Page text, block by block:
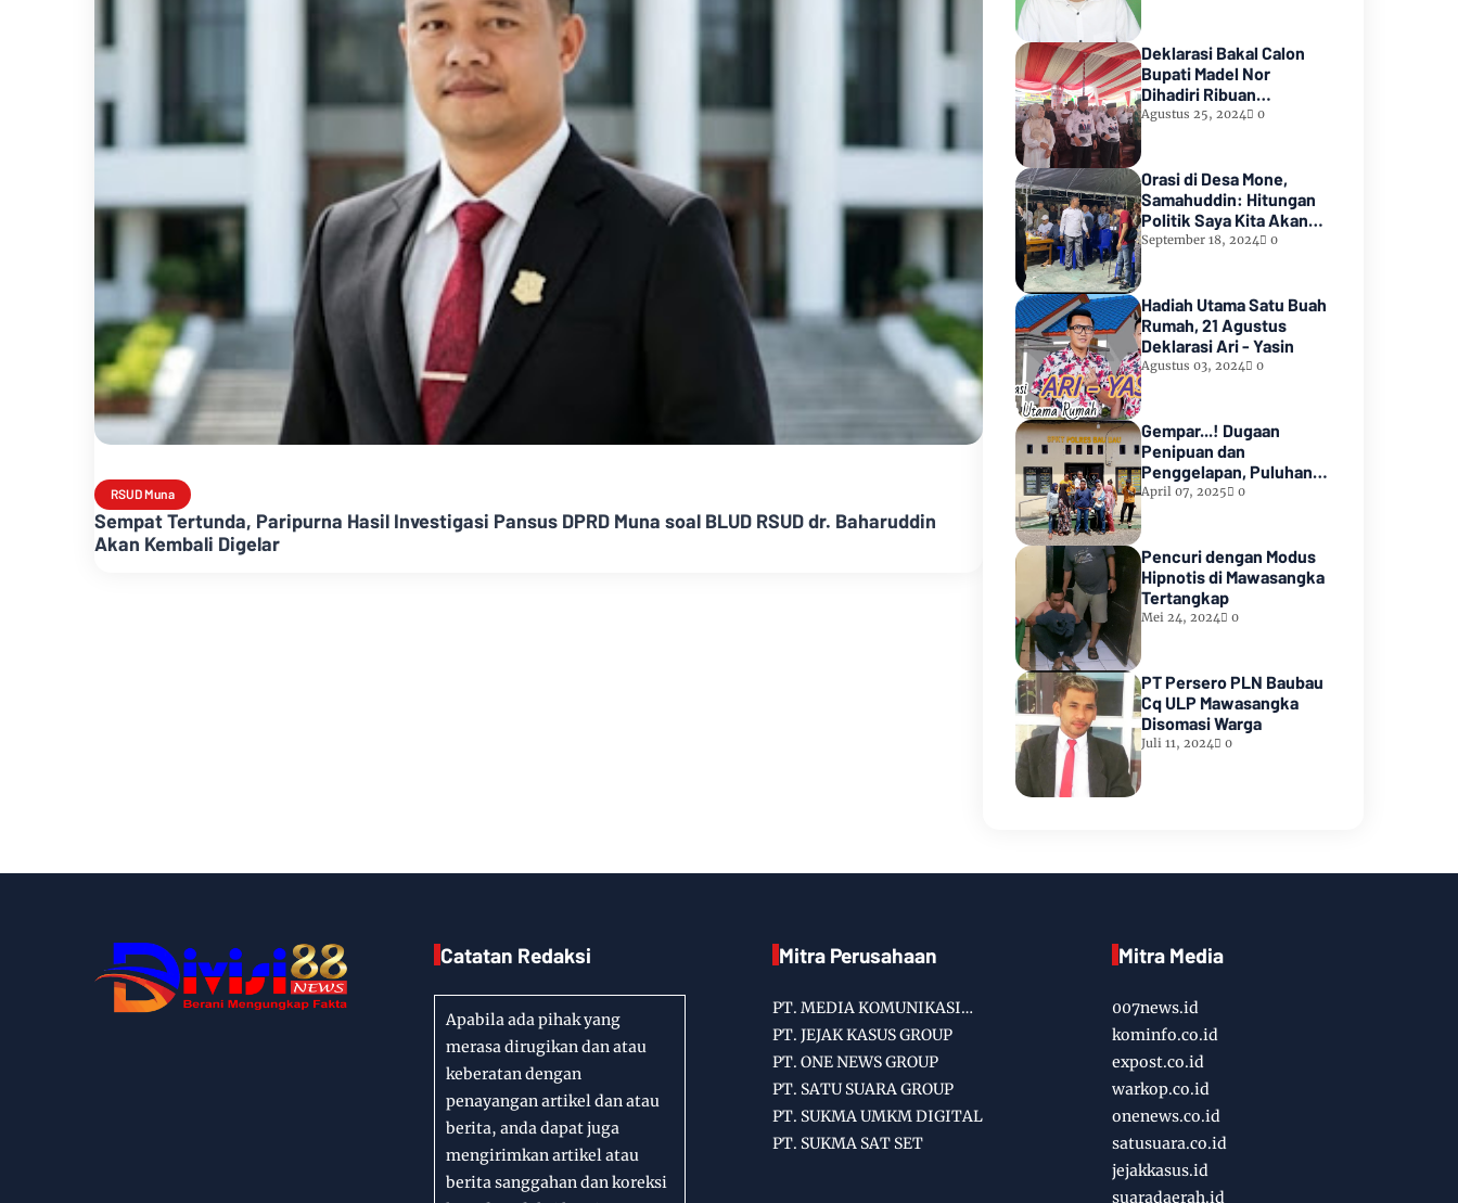
RSUD Muna
Sempat Tertunda, Paripurna Hasil Investigasi Pansus DPRD Muna soal BLUD RSUD dr. Baharuddin
Akan Kembali Digelar
Deklarasi Bakal Calon
Bupati Madel Nor
Dihadiri Ribuan
Pendukung
Agustus 25, 2024 0
Orasi di Desa Mone,
Samahuddin: Hitungan
Politik Saya Kita Akan
Menang
September 18, 2024 0
Hadiah Utama Satu Buah
Rumah, 21 Agustus
Deklarasi Ari - Yasin
Agustus 03, 2024 0
Gempar...! Dugaan
Penipuan dan
Penggelapan, Puluhan
Warga Adukan
April 07, 2025 0
Pencuri dengan Modus
Hipnotis di Mawasangka
Tertangkap
Mei 24, 2024 0
PT Persero PLN Baubau
Cq ULP Mawasangka
Disomasi Warga
Juli 11, 2024 0
Catatan Redaksi
Apabila ada pihak yang
merasa dirugikan dan atau
keberatan dengan
penayangan artikel dan atau
berita, anda dapat juga
mengirimkan artikel atau
berita sanggahan dan koreksi
Mitra Perusahaan
PT. MEDIA KOMUNIKASI
INFORMASI
PT. JEJAK KASUS GROUP
PT. ONE NEWS GROUP
PT. SATU SUARA GROUP
PT. SUKMA UMKM DIGITAL
PT. SUKMA SAT SET
Mitra Media
007news.id
kominfo.co.id
expost.co.id
warkop.co.id
onenews.co.id
satusuara.co.id
jejakkasus.id
suaradaerah.id